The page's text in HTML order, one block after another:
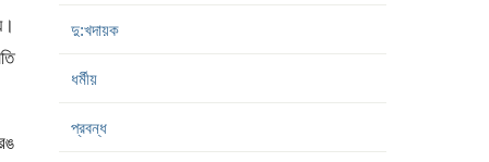
দু:খদায়ক
ধর্মীয়
প্রবন্ধ